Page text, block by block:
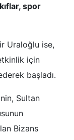
spor
Uraloğlu ise,
için
başladı.
Sultan
Bizans